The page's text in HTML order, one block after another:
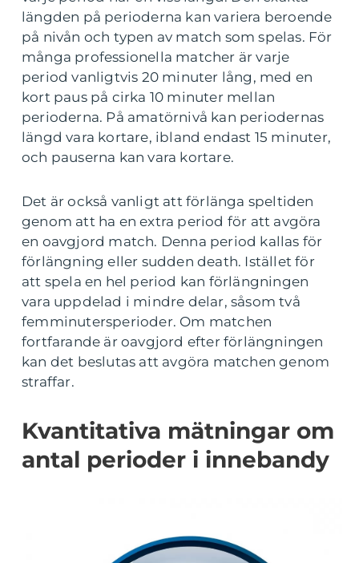
längden på perioderna kan variera beroende
på nivån och typen av match som spelas. För
många professionella matcher är varje
period vanligtvis 20 minuter lång, med en
kort paus på cirka 10 minuter mellan
perioderna. På amatörnivå kan periodernas
längd vara kortare, ibland endast 15 minuter,
och pauserna kan vara kortare.
Det är också vanligt att förlänga speltiden
genom att ha en extra period för att avgöra
en oavgjord match. Denna period kallas för
förlängning eller sudden death. Istället för
att spela en hel period kan förlängningen
vara uppdelad i mindre delar, såsom två
femminutersperioder. Om matchen
fortfarande är oavgjord efter förlängningen
kan det beslutas att avgöra matchen genom
straffar.
Kvantitativa mätningar om
antal perioder i innebandy